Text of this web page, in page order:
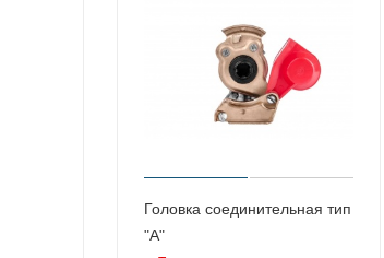
Головка соединительная тип
"А"